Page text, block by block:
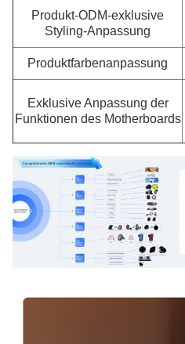
Produkt-ODM-exklusive
Styling-Anpassung
Produktfarbenanpassung
Exklusive Anpassung der
Funktionen des Motherboards